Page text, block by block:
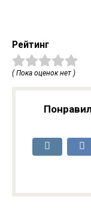
Рейтинг
( Пока оценок нет )